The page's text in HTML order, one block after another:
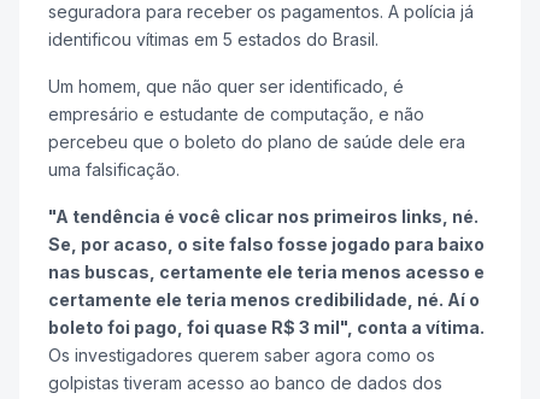
seguradora para receber os pagamentos. A polícia já
identificou vítimas em 5 estados do Brasil.
Um homem, que não quer ser identificado, é
empresário e estudante de computação, e não
percebeu que o boleto do plano de saúde dele era
uma falsificação.
"A tendência é você clicar nos primeiros links, né.
Se, por acaso, o site falso fosse jogado para baixo
nas buscas, certamente ele teria menos acesso e
certamente ele teria menos credibilidade, né. Aí o
boleto foi pago, foi quase R$ 3 mil", conta a vítima.
Os investigadores querem saber agora como os
golpistas tiveram acesso ao banco de dados dos